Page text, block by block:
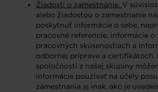
Žiadosti o zamestnanie. V
alebo žiadosťou o zamestnanie
poskytnúť informácie o sebe,
pracovné referencie, informácie o
pracovných skúsenostiach a
odbornej príprave a certifikátoch.
spoločnosti z našej skupiny
informácie používať na účely
zamestnania aj inak, ako je